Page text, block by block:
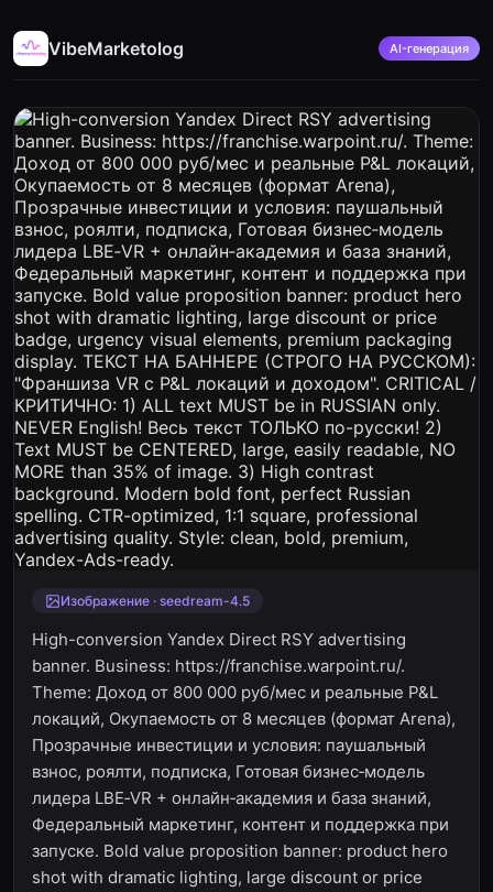
VibeMarketolog AI-генерация
Изображение · seedream-4.5
High-conversion Yandex Direct RSY advertising
banner. Business: https://franchise.warpoint.ru/.
Theme: Доход от 800 000 руб/мес и реальные P&L
локаций, Окупаемость от 8 месяцев (формат Arena),
Прозрачные инвестиции и условия: паушальный
взнос, роялти, подписка, Готовая бизнес‑модель
лидера LBE‑VR + онлайн‑академия и база знаний,
Федеральный маркетинг, контент и поддержка при
запуске. Bold value proposition banner: product hero
shot with dramatic lighting, large discount or price